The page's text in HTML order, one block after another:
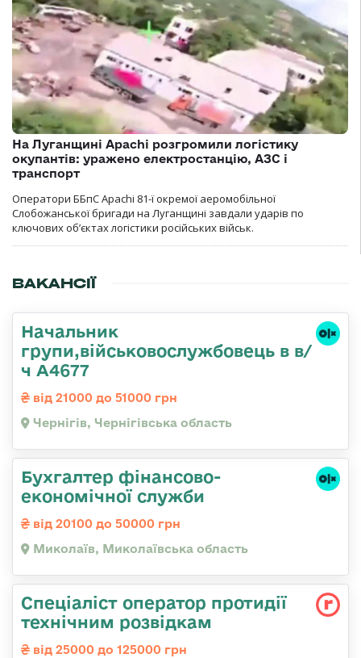
На Луганщині Apachi розгромили логістику
окупантів: уражено електростанцію, АЗС і
транспорт
Оператори ББпС Apachi 81-ї окремої аеромобільної
Слобожанської бригади на Луганщині завдали ударів по
ключових об’єктах логістики російських військ.
ВАКАНСІЇ
Начальник
групи,військовослужбовець в в/
ч А4677
від 21000 до 51000 грн
Чернігів, Чернігівська область
Бухгалтер фінансово-
економічної служби
від 20100 до 50000 грн
Миколаїв, Миколаївська область
Спеціаліст оператор протидії
технічним розвідкам
від 25000 до 125000 грн